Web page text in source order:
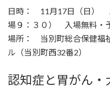
日時： 11月17日（日）
場９：３０） 入場無料・
場所： 当別町総合保健福
ル（当別町西32番2）
認知症と胃がん